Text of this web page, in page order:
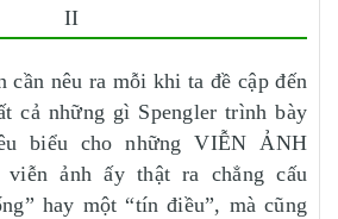
II
cần nêu ra mỗi khi ta đề cập đến
cả những gì Spengler trình bày
biểu cho những VIỄN ẢNH
ảnh ấy thật ra chẳng cấu
hay một “tín điều”, mà cũng